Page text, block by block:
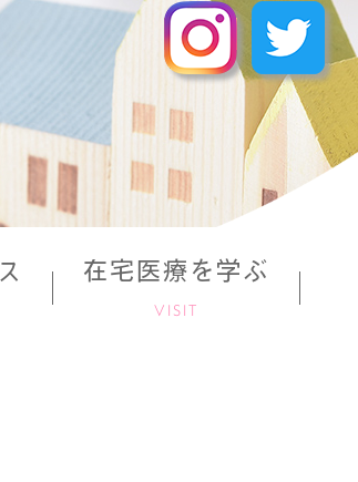
在宅医療を学ぶ
VISIT